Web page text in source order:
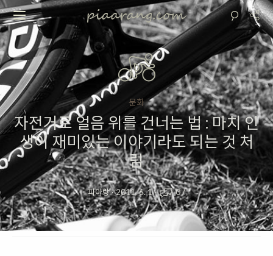
문화
자전거로 얼음 위를 건너는 법 : 마치 인
생이 재미있는 이야기라도 되는 것 처
럼
피아랑·2011. 6. 1· 0/